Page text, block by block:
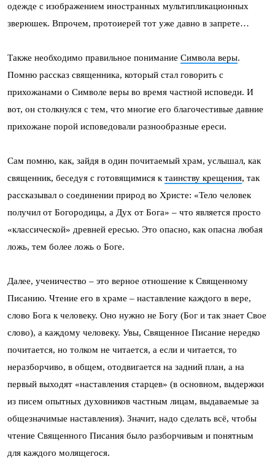
одежде с изображением иностранных мультипликационных
зверюшек. Впрочем, протоиерей тот уже давно в запрете…
Также необходимо правильное понимание Символа веры.
Помню рассказ священника, который стал говорить с
прихожанами о Символе веры во время частной исповеди. И
вот, он столкнулся с тем, что многие его благочестивые давние
прихожане порой исповедовали разнообразные ереси.
Сам помню, как, зайдя в один почитаемый храм, услышал, как
священник, беседуя с готовящимися к таинству крещения, так
рассказывал о соединении природ во Христе: «Тело человек
получил от Богородицы, а Дух от Бога» – что является просто
«классической» древней ересью. Это опасно, как опасна любая
ложь, тем более ложь о Боге.
Далее, ученичество – это верное отношение к Священному
Писанию. Чтение его в храме – наставление каждого в вере,
слово Бога к человеку. Оно нужно не Богу (Бог и так знает Свое
слово), а каждому человеку. Увы, Священное Писание нередко
почитается, но толком не читается, а если и читается, то
неразборчиво, в общем, отодвигается на задний план, а на
первый выходят «наставления старцев» (в основном, выдержки
из писем опытных духовников частным лицам, выдаваемые за
общезначимые наставления). Значит, надо сделать всё, чтобы
чтение Священного Писания было разборчивым и понятным
для каждого молящегося.